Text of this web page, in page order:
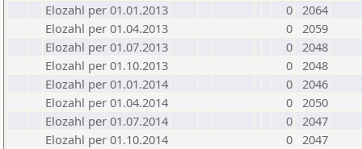
Elozahl per 01.01.2013
0 2064
Elozahl per 01.04.2013
0 2059
Elozahl per 01.07.2013
0 2048
Elozahl per 01.10.2013
0 2048
Elozahl per 01.01.2014
0 2046
Elozahl per 01.04.2014
0 2050
Elozahl per 01.07.2014
0 2047
Elozahl per 01.10.2014
0 2047